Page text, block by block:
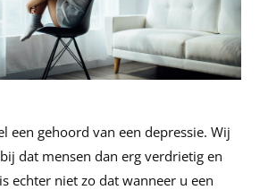
een gehoord van een depressie. Wij
dat mensen dan erg verdrietig en
echter niet zo dat wanneer u een